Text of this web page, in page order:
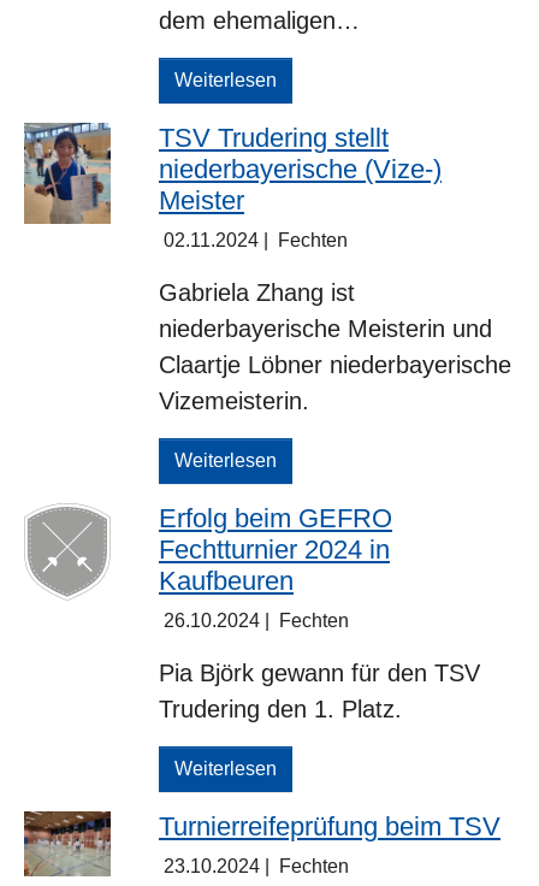
dem ehemaligen…
Weiterlesen
TSV Trudering stellt
niederbayerische (Vize-)
Meister
02.11.2024 Fechten
Gabriela Zhang ist
niederbayerische Meisterin und
Claartje Löbner niederbayerische
Vizemeisterin.
Weiterlesen
Erfolg beim GEFRO
Fechtturnier 2024 in
Kaufbeuren
26.10.2024 Fechten
Pia Björk gewann für den TSV
Trudering den 1. Platz.
Weiterlesen
Turnierreifeprüfung beim TSV
23.10.2024 Fechten